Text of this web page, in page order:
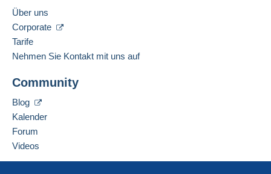
Über uns
Corporate
Tarife
Nehmen Sie Kontakt mit uns auf
Community
Blog
Kalender
Forum
Videos